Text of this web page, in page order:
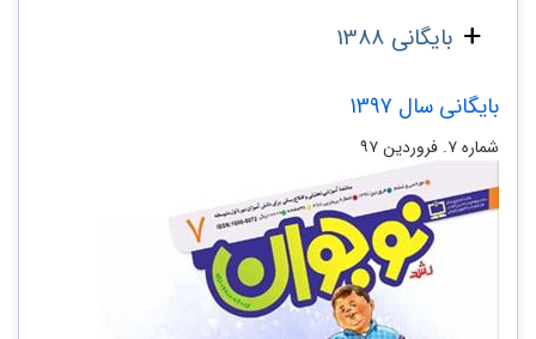
بایگانی 1388
بایگانی سال 1397
شماره ۷. فروردین ۹۷